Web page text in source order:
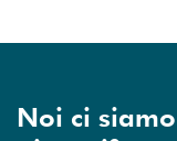
Noi ci siamo